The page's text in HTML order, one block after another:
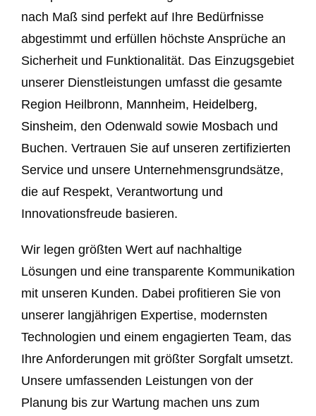
nach Maß sind perfekt auf Ihre Bedürfnisse
abgestimmt und erfüllen höchste Ansprüche an
Sicherheit und Funktionalität. Das Einzugsgebiet
unserer Dienstleistungen umfasst die gesamte
Region Heilbronn, Mannheim, Heidelberg,
Sinsheim, den Odenwald sowie Mosbach und
Buchen. Vertrauen Sie auf unseren zertifizierten
Service und unsere Unternehmensgrundsätze,
die auf Respekt, Verantwortung und
Innovationsfreude basieren.
Wir legen größten Wert auf nachhaltige
Lösungen und eine transparente Kommunikation
mit unseren Kunden. Dabei profitieren Sie von
unserer langjährigen Expertise, modernsten
Technologien und einem engagierten Team, das
Ihre Anforderungen mit größter Sorgfalt umsetzt.
Unsere umfassenden Leistungen von der
Planung bis zur Wartung machen uns zum